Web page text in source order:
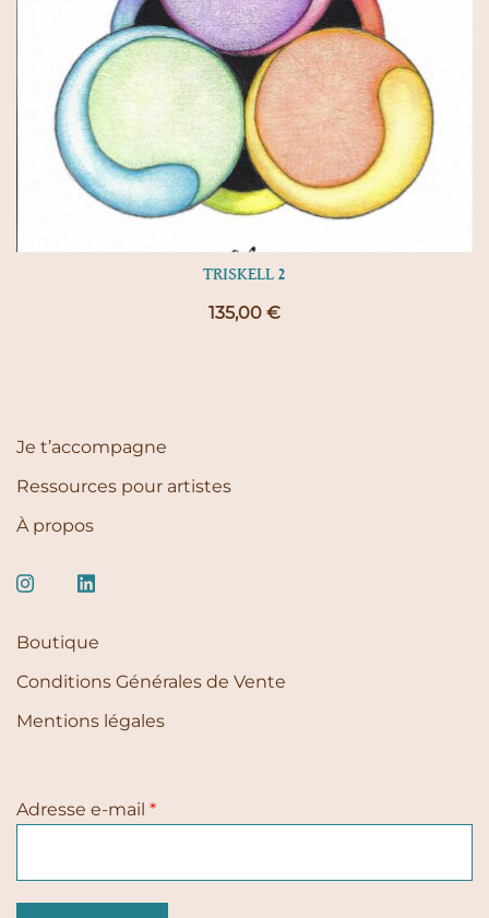
TRISKELL 2
135,00 €
Je t’accompagne
Ressources pour artistes
À propos
Boutique
Conditions Générales de Vente
Mentions légales
Adresse e-mail *